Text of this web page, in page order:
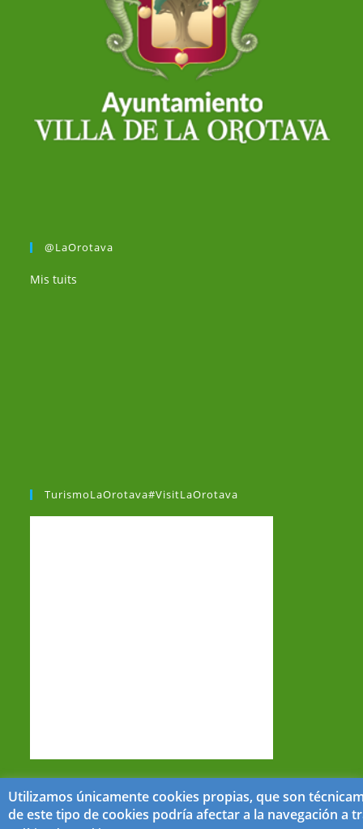
@LaOrotava
Mis tuits
TurismoLaOrotava#VisitLaOrotava
Utilizamos únicamente cookies propias, que son
de este tipo de cookies podría afectar a la navegación a